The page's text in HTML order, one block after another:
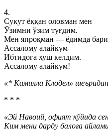
4.
Сукут ёққан оловман мен
Ўзимни ўзим туғдим.
Мен япроқман — ёдимда бари
Ассалому алайкум
Ибтидога хуш келдим.
Ассалому алайкум!
«* Камилла Клодел»
* * *
«Эй Навоий, офият кўйида
Ким мени дарду балоға